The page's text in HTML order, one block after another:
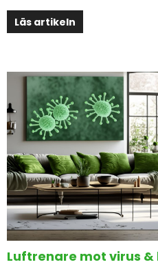
Läs artikeln
Luftrenare mot virus